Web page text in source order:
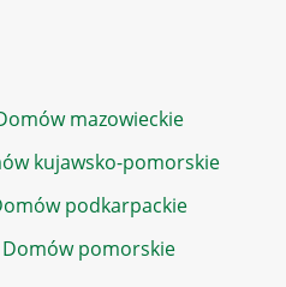
mazowieckie
kujawsko-pomorskie
podkarpackie
Domów pomorskie